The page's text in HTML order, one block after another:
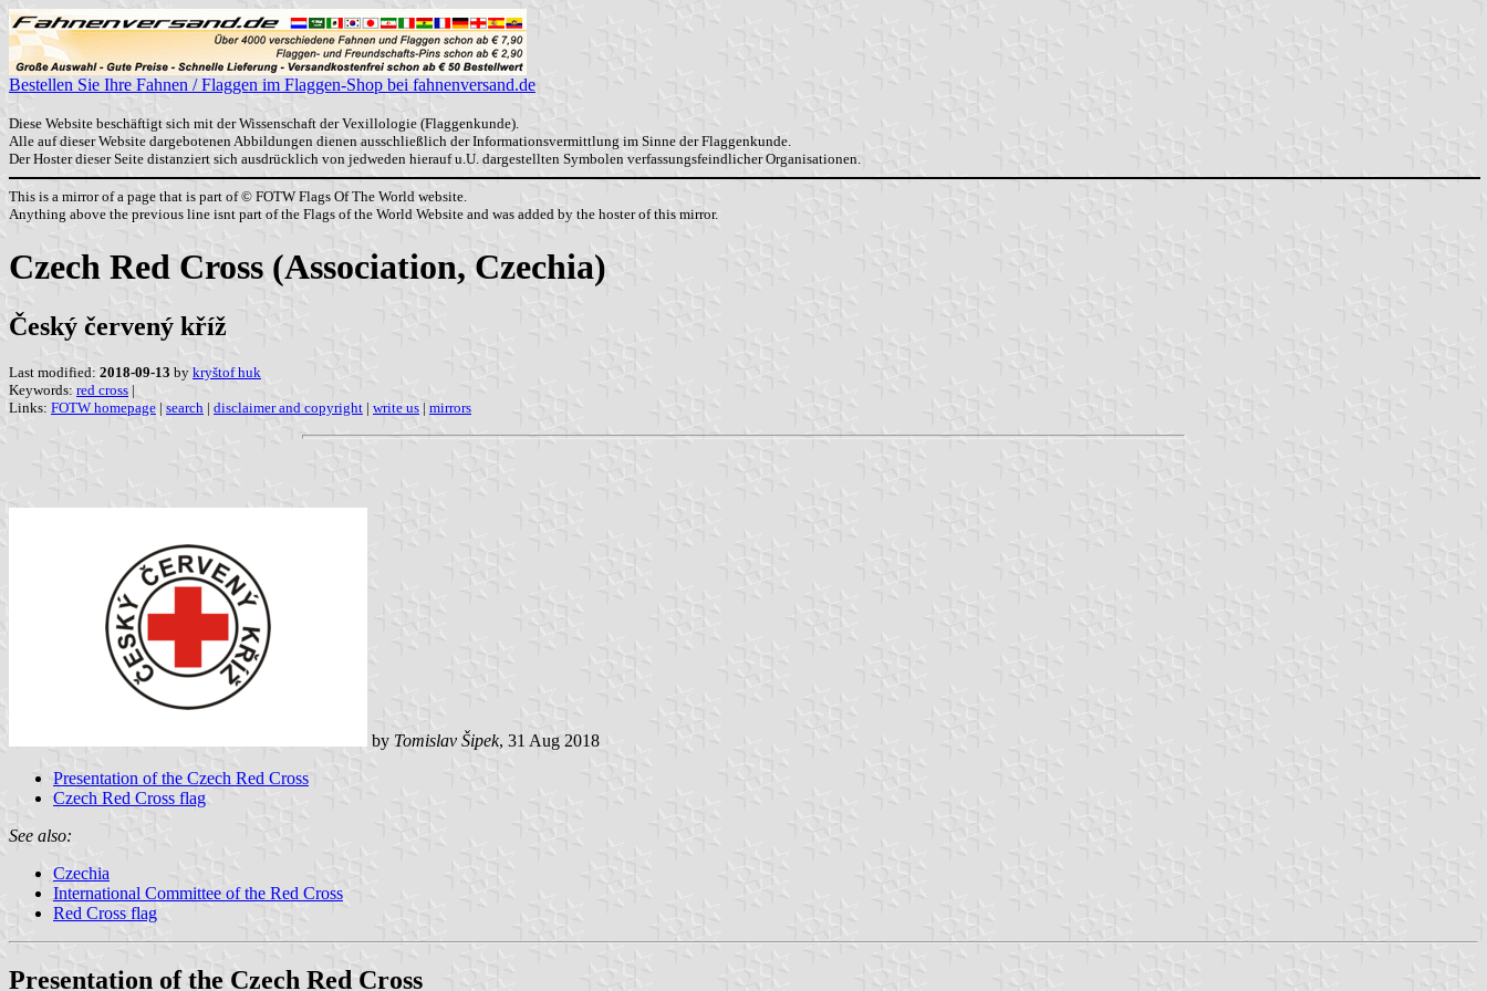
Bestellen Sie Ihre Fahnen / Flaggen im Flaggen-Shop bei fahnenversand.de
Diese Website beschäftigt sich mit der Wissenschaft der Vexillologie (Flaggenkunde).
Alle auf dieser Website dargebotenen Abbildungen dienen ausschließlich der Informationsvermittlung im Sinne der Flaggenkunde.
Der Hoster dieser Seite distanziert sich ausdrücklich von jedweden hierauf u.U. dargestellten Symbolen verfassungsfeindlicher Organisationen.
This is a mirror of a page that is part of © FOTW Flags Of The World website.
Anything above the previous line isnt part of the Flags of the World Website and was added by the hoster of this mirror.
Czech Red Cross (Association, Czechia)
Český červený kříž
Last modified: 2018-09-13 by kryštof huk
Keywords: red cross |
Links: FOTW homepage | search | disclaimer and copyright | write us | mirrors
by Tomislav Šipek, 31 Aug 2018
Presentation of the Czech Red Cross
Czech Red Cross flag
See also:
Czechia
International Committee of the Red Cross
Red Cross flag
Presentation of the Czech Red Cross